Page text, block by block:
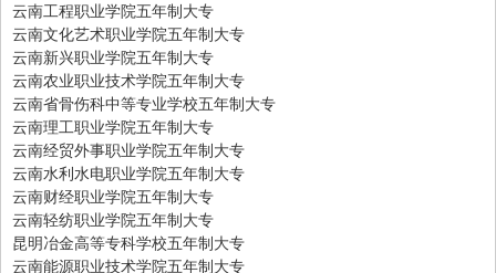
云南工程职业学院五年制大专
云南文化艺术职业学院五年制大专
云南新兴职业学院五年制大专
云南农业职业技术学院五年制大专
云南省骨伤科中等专业学校五年制大专
云南理工职业学院五年制大专
云南经贸外事职业学院五年制大专
云南水利水电职业学院五年制大专
云南财经职业学院五年制大专
云南轻纺职业学院五年制大专
昆明冶金高等专科学校五年制大专
云南能源职业技术学院五年制大专